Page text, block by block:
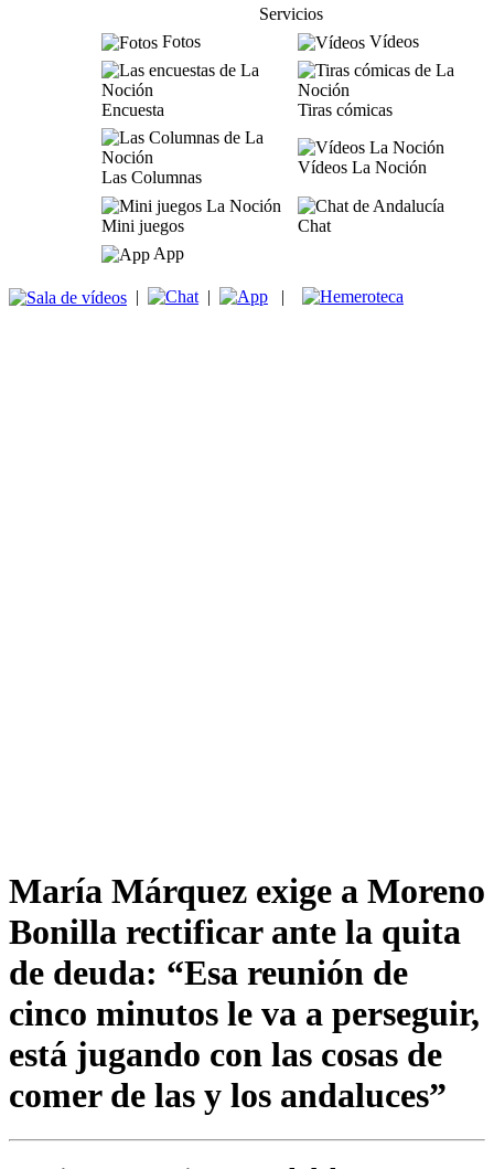
Servicios
Fotos
Vídeos
Encuesta Tiras cómicas
Las Columnas
Vídeos La Noción
Mini juegos
Chat
App
| | |
María Márquez exige a Moreno
Bonilla rectificar ante la quita
de deuda: “Esa reunión de
cinco minutos le va a perseguir,
está jugando con las cosas de
comer de las y los andaluces”